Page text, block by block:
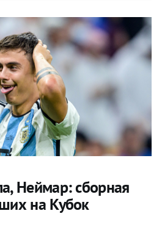
Неймар: сборная
на Кубок